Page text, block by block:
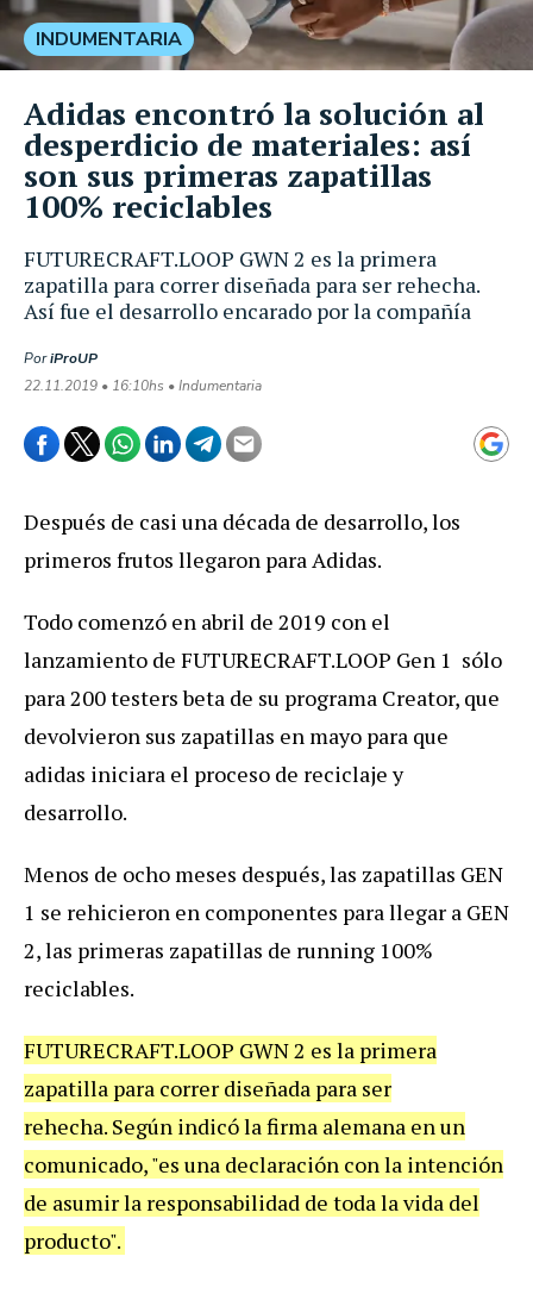
FUTURECRAFT.LOOP GWN 2 es la primera
zapatilla para correr diseñada para ser rehecha.
Así fue el desarrollo encarado por la compañía
PoriProUP
22.11.2019 • 16:10hs • Indumentaria
INDUMENTARIA
Adidas encontró la solución al
desperdicio de materiales: así
son sus primeras zapatillas
100% reciclables
Después de casi una década de desarrollo, los
primeros frutos llegaron para Adidas.
Todo comenzó en abril de 2019 con el
lanzamiento de FUTURECRAFT.LOOP Gen 1 sólo
para 200 testers beta de su programa Creator, que
devolvieron sus zapatillas en mayo para que
adidas iniciara el proceso de reciclaje y
desarrollo.
Menos de ocho meses después, las zapatillas GEN
1 se rehicieron en componentes para llegar a GEN
2, las primeras zapatillas de running 100%
reciclables.
FUTURECRAFT.LOOP GWN 2 es la primera
zapatilla para correr diseñada para ser
rehecha. Según indicó la firma alemana en un
comunicado, "es una declaración con la intención
de asumir la responsabilidad de toda la vida del
producto".